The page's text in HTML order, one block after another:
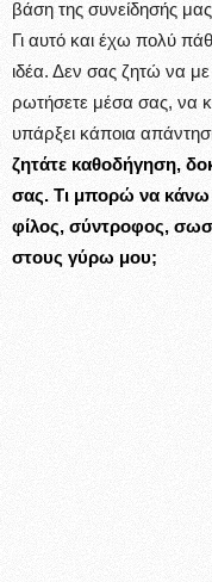
βάση της συνείδησής
Γι αυτό και έχω πολύ
ιδέα. Δεν σας ζητώ να
ρωτήσετε μέσα σας, να
υπάρξει κάποια
ζητάτε καθοδήγηση,
σας. Τι μπορώ να κάνω
φίλος, σύντροφος,
στους γύρω μου;